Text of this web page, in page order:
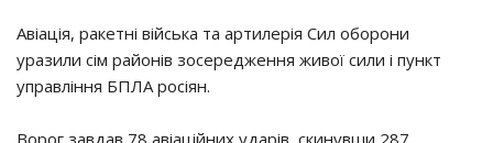
Авіація, ракетні війська та артилерія Сил оборони
уразили сім районів зосередження живої сили і пункт
управління БПЛА росіян.
Ворог завдав 78 авіаційних ударів, скинувши 287